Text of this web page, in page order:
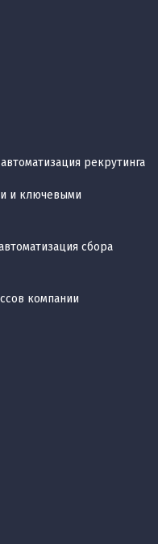
рекрутинга
и ключевыми
сбора
компании